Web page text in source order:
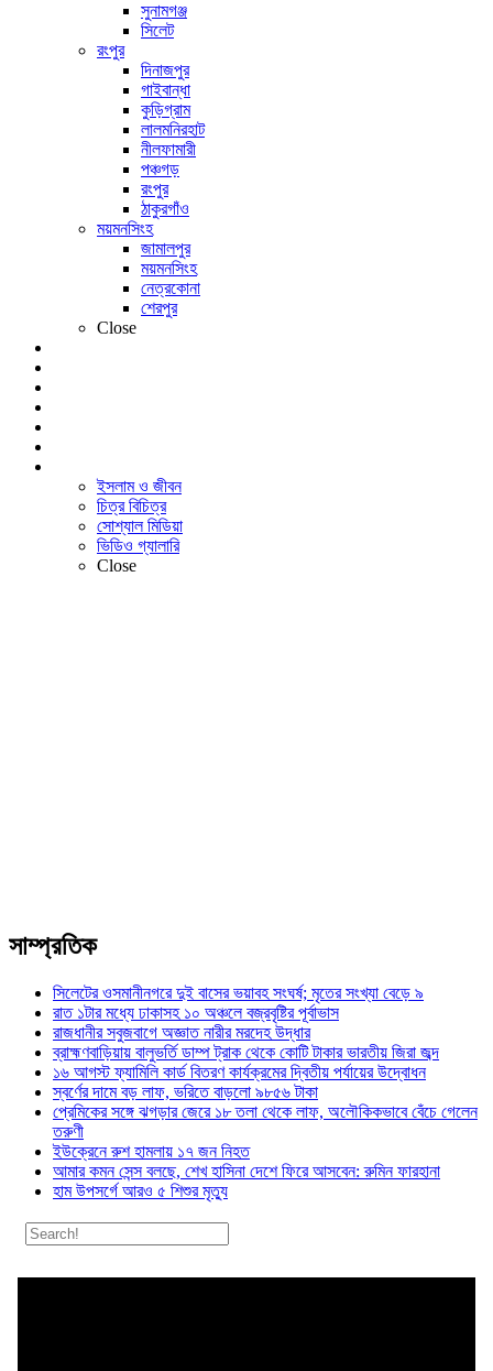
সুনামগঞ্জ
সিলেট
রংপুর
দিনাজপুর
গাইবান্ধা
কুড়িগ্রাম
লালমনিরহাট
নীলফামারী
পঞ্চগড়
রংপুর
ঠাকুরগাঁও
ময়মনসিংহ
জামালপুর
ময়মনসিংহ
নেত্রকোনা
শেরপুর
Close
ইসলাম ও জীবন
চিত্র বিচিত্র
সোশ্যাল মিডিয়া
ভিডিও গ্যালারি
Close
সাম্প্রতিক
সিলেটের ওসমানীনগরে দুই বাসের ভয়াবহ সংঘর্ষ; মৃতের সংখ্যা বেড়ে ৯
রাত ১টার মধ্যে ঢাকাসহ ১০ অঞ্চলে বজ্রবৃষ্টির পূর্বাভাস
রাজধানীর সবুজবাগে অজ্ঞাত নারীর মরদেহ উদ্ধার
ব্রাহ্মণবাড়িয়ায় বালুভর্তি ডাম্প ট্রাক থেকে কোটি টাকার ভারতীয় জিরা জব্দ
১৬ আগস্ট ফ্যামিলি কার্ড বিতরণ কার্যক্রমের দ্বিতীয় পর্যায়ের উদ্বোধন
স্বর্ণের দামে বড় লাফ, ভরিতে বাড়লো ৯৮৫৬ টাকা
প্রেমিকের সঙ্গে ঝগড়ার জেরে ১৮ তলা থেকে লাফ, অলৌকিকভাবে বেঁচে গেলেন
তরুণী
ইউক্রেনে রুশ হামলায় ১৭ জন নিহত
আমার কমন সেন্স বলছে, শেখ হাসিনা দেশে ফিরে আসবেন: রুমিন ফারহানা
হাম উপসর্গে আরও ৫ শিশুর মৃত্যু